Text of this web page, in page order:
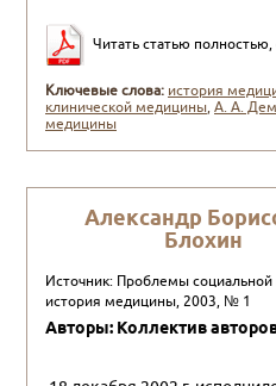
Читать статью
Ключевые слова: история
клинической медицины,А. А.
медицины
Александр
Блохин
Источник: Проблемы социальной
история медицины, 2003, № 1
Авторы: Коллектив